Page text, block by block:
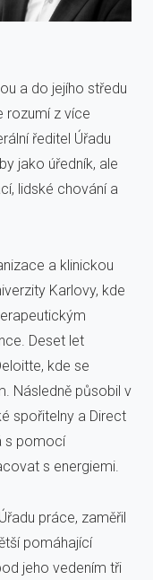
a do jejího středu
rozumí z více
ředitel Úřadu
jako úředník, ale
lidské chování a
a klinickou
Karlovy, kde
Deset let
kde se
Následně působil v
spořitelny a Direct
s pomocí
s energiemi.
práce, zaměřil
pomáhající
jeho vedením tři